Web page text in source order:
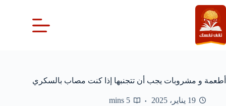
التجاوز
إلى
المحتوى
أطعمة و مشروبات يجب أن تتجنبها إذا كنت مصاب بالسكري
19 يناير، 2025 5 mins